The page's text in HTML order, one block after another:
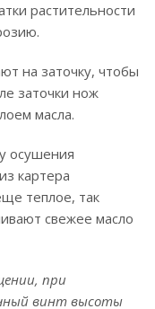
растительности
на заточку, чтобы
заточки нож
масла.
осушения
картера
теплое, так
свежее масло
при
винт высоты